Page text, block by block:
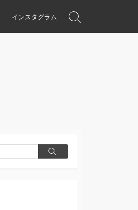
インスタグラム
検
索
検